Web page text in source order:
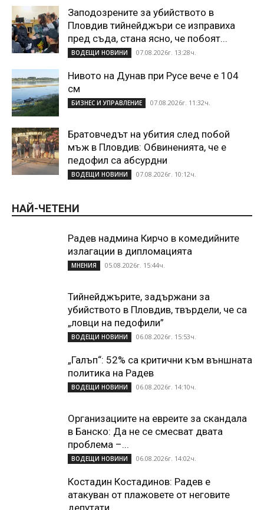
Заподозрените за убийството в
Пловдив тийнейджъри се изправиха
пред съда, стана ясно, че побоят...
ВОДЕЩИ НОВИНИ 07.08.2026г. 13:28ч.
Нивото на Дунав при Русе вече е 104
см
БИЗНЕС И УПРАВЛЕНИЕ 07.08.2026г. 11:32ч.
Братовчедът на убития след побой
мъж в Пловдив: Обвиненията, че е
педофил са абсурдни
ВОДЕЩИ НОВИНИ 07.08.2026г. 10:12ч.
НАЙ-ЧЕТЕНИ
Радев надмина Кирчо в комедийните
излагации в дипломацията
МНЕНИЯ 05.08.2026г. 15:44ч.
Тийнейджърите, задържани за
убийството в Пловдив, твърдели, че са
„ловци на педофили”
ВОДЕЩИ НОВИНИ 06.08.2026г. 15:53ч.
„Галъп“: 52% са критични към външната
политика на Радев
ВОДЕЩИ НОВИНИ 06.08.2026г. 14:10ч.
Организациите на евреите за скандала
в Банско: Да не се смесват двата
проблема –...
ВОДЕЩИ НОВИНИ 06.08.2026г. 14:02ч.
Костадин Костадинов: Радев е
атакуван от плажoвете от неговите